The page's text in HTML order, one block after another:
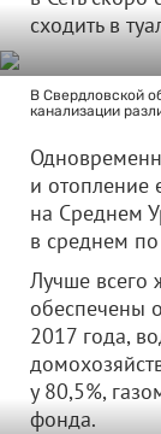
сходить в
В Свердловской
канализации
и отопление
на Среднем
в среднем по
Лучше всего
обеспечены
2017 года,
у 80,5%,
фонда.